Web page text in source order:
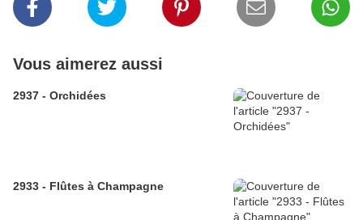
Vous aimerez aussi
2937 - Orchidées
2933 - Flûtes à Champagne